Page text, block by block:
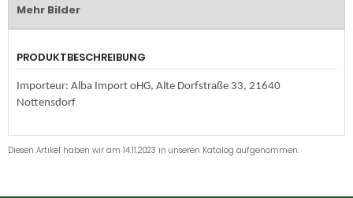
Mehr Bilder
PRODUKTBESCHREIBUNG
Importeur: Alba Import oHG, Alte Dorfstraße 33, 21640
Nottensdorf
Diesen Artikel haben wir am 14.11.2023 in unseren Katalog aufgenommen.